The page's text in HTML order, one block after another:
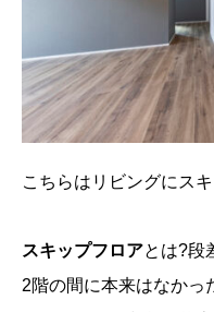
こちらはリビングにス
スキップフロアとは?段
2階の間に本来はなかっ